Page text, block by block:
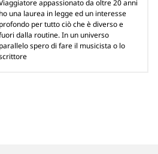
appassionato da oltre 20 anni
ho una laurea in legge ed un interesse
profondo per tutto ciò che è diverso e
dalla routine. In un universo
parallelo spero di fare il musicista o lo